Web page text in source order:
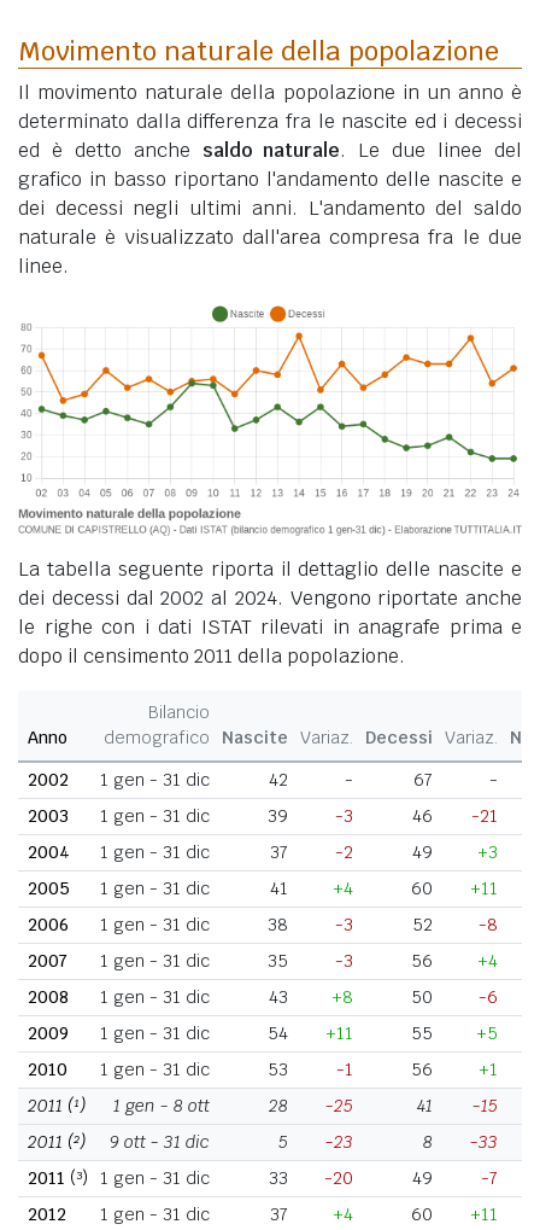
Movimento naturale della popolazione
Il movimento naturale della popolazione in un anno è
determinato dalla differenza fra le nascite ed i decessi
ed è detto anche saldo naturale. Le due linee del
grafico in basso riportano l'andamento delle nascite e
dei decessi negli ultimi anni. L'andamento del saldo
naturale è visualizzato dall'area compresa fra le due
linee.
La tabella seguente riporta il dettaglio delle nascite e
dei decessi dal 2002 al 2024. Vengono riportate anche
le righe con i dati ISTAT rilevati in anagrafe prima e
dopo il censimento 2011 della popolazione.
Anno
Bilancio
demografico
Nascite Variaz. Decessi Variaz.
2002
1 gen - 31 dic 42 - 67
-
2003
1 gen - 31 dic 39 -3 46
-21
2004
1 gen - 31 dic 37 -2 49
+3
2005
1 gen - 31 dic 41 +4 60
+11
2006
1 gen - 31 dic 38 -3 52
-8
2007
1 gen - 31 dic 35 -3 56
+4
2008
1 gen - 31 dic 43 +8 50
-6
2009
1 gen - 31 dic 54 +11 55
+5
2010
1 gen - 31 dic 53 -1 56
+1
2011 (¹) 1 gen - 8 ott 28 -25 41
-15
2011 (²) 9 ott - 31 dic 5 -23 8
-33
2011 (³) 1 gen - 31 dic 33 -20 49
-7
2012
1 gen - 31 dic 37 +4 60
+11